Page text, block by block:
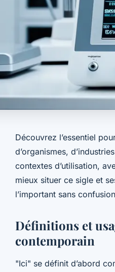
Découvrez l’essentiel
d’organismes,
contextes d’utilisation,
mieux situer ce sigle et
l’important sans
Définitions et
contemporain
"Ici" se définit d’abord